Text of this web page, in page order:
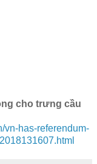
cho trưng cầu
vn-has-referendum-